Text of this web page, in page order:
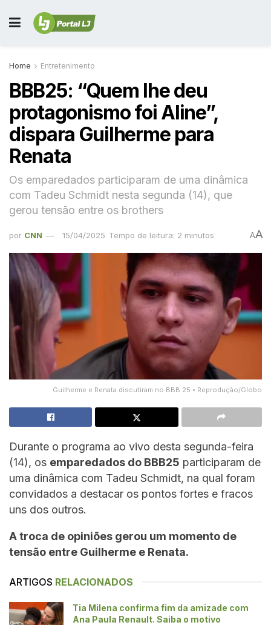
Home Entretenimento
BBB25: “Quem lhe deu
protagonismo foi Aline”,
dispara Guilherme para
Renata
Os emparedados participaram de uma dinâmica
com Tadeu Schmidt nesta segunda (14), que
gerou tensão entre os brothers
por CNN 15/04/2025 Tempo de leitura: 2 minutos AA
Guilherme e Renata discutiram no BBB 25 • Reprodução/Globo
Durante o programa ao vivo desta segunda-feira
(14), os emparedados do BBB25 participaram de
uma dinâmica com Tadeu Schmidt, na qual foram
convidados a destacar os pontos fortes e fracos
uns dos outros.
A troca de opiniões gerou um momento de
tensão entre Guilherme e Renata.
ARTIGOS RELACIONADOS
Tia Milena confirma fim da amizade com
Ana Paula Renault. Saiba o motivo